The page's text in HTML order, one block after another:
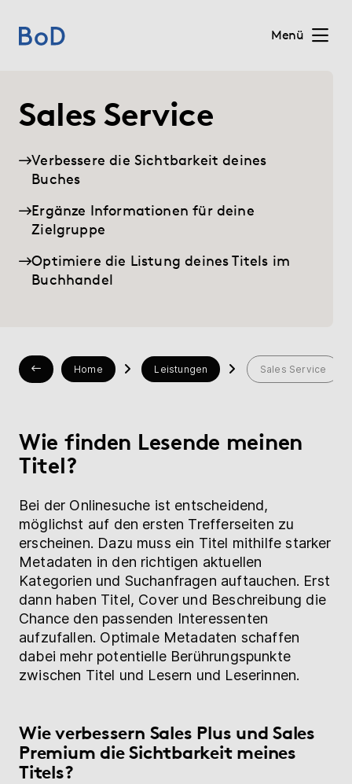
Menü
Leistungen
Über uns
Blog
Hilfe
myBoD Neues Buchprojekt
Sales Service
Verbessere die Sichtbarkeit deines
Buches
Ergänze Informationen für deine
Zielgruppe
Optimiere die Listung deines Titels im
Buchhandel
Home Leistungen Sales Service
Wie finden Lesende meinen
Titel?
Bei der Onlinesuche ist entscheidend,
möglichst auf den ersten Trefferseiten zu
erscheinen. Dazu muss ein Titel mithilfe starker
Metadaten in den richtigen aktuellen
Kategorien und Suchanfragen auftauchen. Erst
dann haben Titel, Cover und Beschreibung die
Chance den passenden Interessenten
aufzufallen. Optimale Metadaten schaffen
dabei mehr potentielle Berührungspunkte
zwischen Titel und Lesern und Leserinnen.
Wie verbessern Sales Plus und Sales
Premium die Sichtbarkeit meines
Titels?